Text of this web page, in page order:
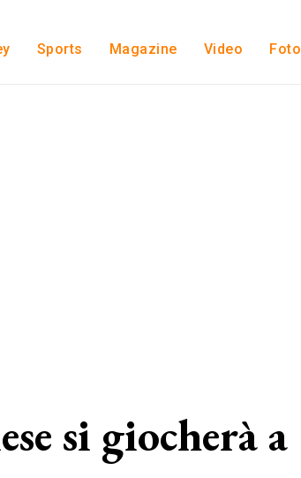
Sports Magazine Video Foto
si giocherà a